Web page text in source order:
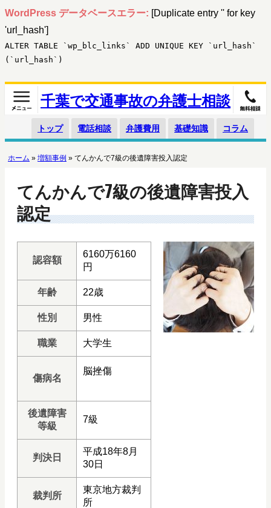
WordPress データベースエラー: [Duplicate entry '' for key
'url_hash']
ALTER TABLE `wp_blc_links` ADD UNIQUE KEY `url_hash`
(`url_hash`)
千葉で交通事故の弁護士相談
トップ 電話相談 弁護費用 基礎知識 コラム
ホーム » 増額事例 » てんかんで7級の後遺障害投入認定
てんかんで7級の後遺障害投入
認定
認容額
6160万6160
円
年齢 22歳
性別 男性
職業 大学生
傷病名
脳挫傷
後遺障害
等級
7級
判決日
平成18年8月
30日
裁判所
東京地方裁判
所